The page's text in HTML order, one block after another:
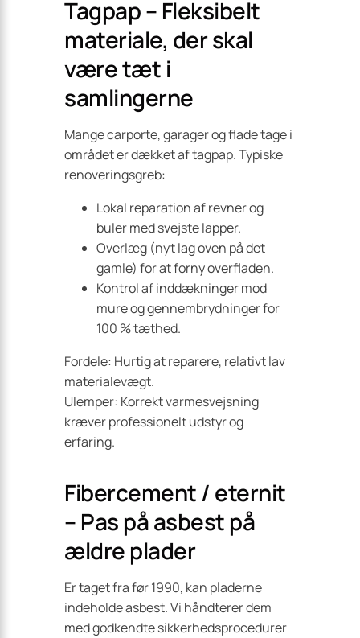
Tagpap – Fleksibelt
materiale, der skal
være tæt i
samlingerne
Mange carporte, garager og flade tage i
området er dækket af tagpap. Typiske
renoveringsgreb:
Lokal reparation af revner og
buler med svejste lapper.
Overlæg (nyt lag oven på det
gamle) for at forny overfladen.
Kontrol af inddækninger mod
mure og gennembrydninger for
100 % tæthed.
Fordele: Hurtig at reparere, relativt lav
materialevægt.
Ulemper: Korrekt varmesvejsning
kræver professionelt udstyr og
erfaring.
Fibercement / eternit
– Pas på asbest på
ældre plader
Er taget fra før 1990, kan pladerne
indeholde asbest. Vi håndterer dem
med godkendte sikkerhedsprocedurer